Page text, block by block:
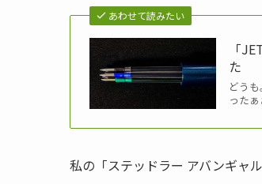
あわせて読みたい
「
た
どう
った
私の「ステッドラー アバンギャ